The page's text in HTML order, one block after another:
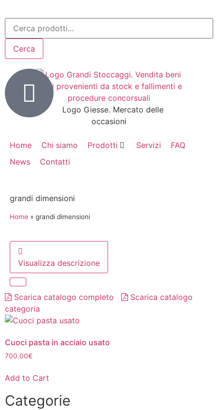
Cerca
Home Chi siamo Prodotti Servizi
FAQ
News
Contatti
Categorie
grandi dimensioni
Home » grandi dimensioni
Visualizza descrizione
Scarica catalogo completo
Scarica catalogo
categoria
Cuoci pasta in acciaio usato
700.00€
Add to Cart